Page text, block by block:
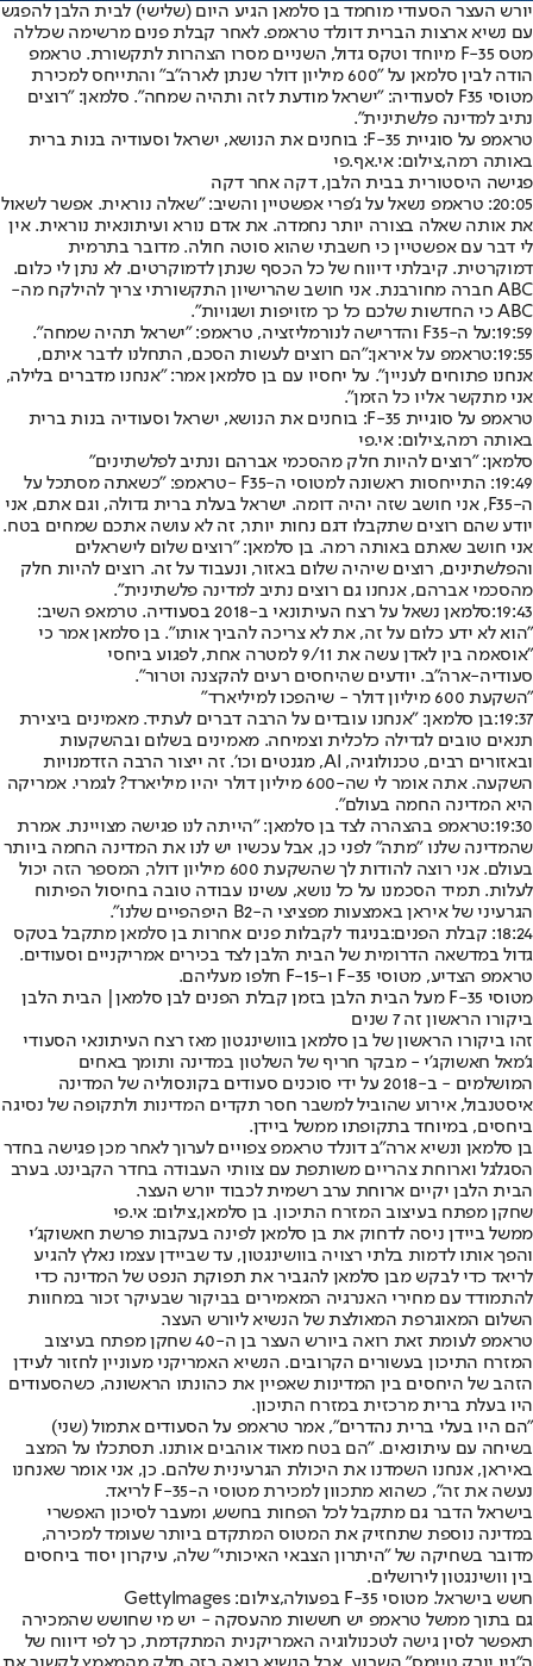
יורש העצר הסעודי מוחמד בן סלמאן הגיע היום (שלישי) לבית הלבן להפגש
עם נשיא ארצות הברית דונלד טראמפ. לאחר קבלת פנים מרשימה שכללה
מטס F-35 מיוחד וטקס גדול, השניים מסרו הצהרות לתקשורת. טראמפ
הודה לבין סלמאן על "600 מיליון דולר שנתן לארה"ב" והתייחס למכירת
מטוסי F35 לסעודיה: "ישראל מודעת לזה ותהיה שמחה". סלמאן: "רוצים
נתיב למדינה פלשתינית".
טראמפ על סוגיית F-35: בוחנים את הנושא, ישראל וסעודיה בנות ברית
באותה רמה,צילום: אי.אף.פי
פגישה היסטורית בבית הלבן, דקה אחר דקה
20:05: טראמפ נשאל על ג'פרי אפשטיין והשיב
: "שאלה נוראית. אפשר לשאול
את אותה שאלה בצורה יותר נחמדה. את אדם נורא ועיתונאית נוראית. אין
לי דבר עם אפשטיין כי חשבתי שהוא סוטה חולה. מדובר בתרמית
דמוקרטית. קיבלתי דיווח של כל הכסף שנתן לדמוקרטים. לא נתן לי כלום.
ABC חברה מחורבנת. אני חושב שהרישיון התקשורתי צריך להילקח מה-
ABC כי החדשות שלכם כל כך מזויפות ושגויות".
19:59: על ה-F35 והדרישה לנורמליזציה, טראמפ: "ישראל תהיה שמחה".
19:55: טראמפ על איראן:"הם רוצים לעשות הסכם, התחלנו לדבר איתם,
אנחנו פתוחים לעניין". על יחסיו עם בן סלמאן אמר: "אנחנו מדברים בלילה,
אני מתקשר אליו כל הזמן".
טראמפ על סוגיית F-35: בוחנים את הנושא, ישראל וסעודיה בנות ברית
באותה רמה,צילום: אי.פי
סלמאן: "רוצים להיות חלק מהסכמי אברהם ונתיב לפלשתינים"
19:49: התייחסות ראשונה למטוסי ה-F35 -
טראמפ: "כשאתה מסתכל על
ה-F35, אני חושב שזה יהיה דומה. ישראל בעלת ברית גדולה, וגם אתם, אני
יודע שהם רוצים שתקבלו דגם נחות יותר, זה לא עושה אתכם שמחים בטח.
אני חושב שאתם באותה רמה. בן סלמאן: "רוצים שלום לישראלים
והפלשתינים, רוצים שיהיה שלום באזור, ונעבוד על זה. רוצים להיות חלק
מהסכמי אברהם, אנחנו גם רוצים נתיב למדינה פלשתינית".
19:43:
סלמאן נשאל על רצח העיתונאי ב-2018 בסעודיה. טרמאפ השיב:
"הוא לא ידע כלום על זה, את לא צריכה להביך אותו". בן סלמאן אמר כי
"אוסאמה בין לאדן עשה את 9/11 למטרה אחת, לפגוע ביחסי
סעודיה-ארה"ב. יודעים שהיחסים רעים להקצנה וטרור".
"השקעת 600 מיליון דולר - שיהפכו למיליארד"
19:37: בן סלמאן: "אנחנו עובדים על הרבה דברים לעתיד. מאמינים ביצירת
תנאים טובים לגדילה כלכלית וצמיחה. מאמינים בשלום ובהשקעות
ובאזורים רבים, טכנולוגיה, AI, מגנטים וכו'. זה ייצור הרבה הזדמנויות
השקעה. אתה אומר לי שה-600 מיליון דולר יהיו מיליארד? לגמרי. אמריקה
היא המדינה החמה בעולם".
19:30: טראמפ בהצהרה לצד בן סלמאן: "הייתה לנו פגישה מצויינת. אמרת
שהמדינה שלנו "מתה" לפני כן, אבל עכשיו יש לנו את המדינה החמה ביותר
בעולם. אני רוצה להודות לך שהשקעת 600 מיליון דולר, המספר הזה יכול
לעלות. תמיד הסכמנו על כל נושא, עשינו עבודה טובה בחיסול הפיתוח
הגרעיני של איראן באמצעות מפציצי ה-B2 היפהפיים שלנו".
18:24: קבלת הפנים:
בניגוד לקבלות פנים אחרות בן סלמאן מתקבל בטקס
גדול במדשאה הדרומית של הבית הלבן לצד בכירים אמריקניים וסעודים.
טראמפ הצדיע, מטוסי F-35 ו-F-15 חלפו מעליהם.
מטוסי F-35 מעל הבית הלבן בזמן קבלת הפנים לבן סלמאן| הבית הלבן
ביקורו הראשון זה 7 שנים
זהו ביקורו הראשון של בן סלמאן בוושינגטון מאז רצח העיתונאי הסעודי
ג'מאל חאשוקג'י - מבקר חריף של השלטון במדינה ותומך באחים
המושלמים - ב-2018 על ידי סוכנים סעודים בקונסוליה של המדינה
איסטנבול, אירוע שהוביל למשבר חסר תקדים המדינות ולתקופה של נסיגה
ביחסים, במיוחד בתקופתו ממשל ביידן.
בן סלמאן ונשיא ארה"ב דונלד טראמפ צפויים לערוך לאחר מכן פגישה בחדר
הסגלגל וארוחת צהריים משותפת עם צוותי העבודה בחדר הקבינט. בערב
הבית הלבן יקיים ארוחת ערב רשמית לכבוד יורש העצר.
שחקן מפתח בעיצוב המזרח התיכון. בן סלמאן,צילום: אי.פי
ממשל ביידן ניסה לדחוק את בן סלמאן לפינה בעקבות פרשת חאשוקג'י
והפך אותו לדמות בלתי רצויה בוושינגטון, עד שביידן עצמו נאלץ להגיע
לריאד כדי לבקש מבן סלמאן להגביר את תפוקת הנפט של המדינה כדי
להתמודד עם מחירי האנרגיה המאמירים בביקור שבעיקר זכור במחוות
השלום המאוגרפת המאולצת של הנשיא ליורש העצר.
טראמפ לעומת זאת רואה ביורש העצר בן ה-40 שחקן מפתח בעיצוב
המזרח התיכון בעשורים הקרובים. הנשיא האמריקני מעוניין לחזור לעידן
הזהב של היחסים בין המדינות שאפיין את כהונתו הראשונה, כשהסעודים
היו בעלת ברית מרכזית במזרח התיכון.
״הם היו בעלי ברית נהדרים״, אמר טראמפ על הסעודים אתמול (שני)
בשיחה עם עיתונאים. ״הם בטח מאוד אוהבים אותנו. תסתכלו על המצב
באיראן, אנחנו השמדנו את היכולת הגרעינית שלהם. כן, אני אומר שאנחנו
נעשה את זה״, כשהוא מתכוון למכירת מטוסי ה-F-35 לריאד.
בישראל הדבר גם מתקבל לכל הפחות בחשש, ומעבר לסיכון האפשרי
במדינה נוספת שתחזיק את המטוס המתקדם ביותר שעומד למכירה,
מדובר בשחיקה של "היתרון הצבאי האיכותי" שלה, עיקרון יסוד ביחסים
בין וושינגטון לירושלים.
חשש בישראל. מטוסי F-35 בפעולה,צילום: GettyImages
גם בתוך ממשל טראמפ יש חששות מהעסקה - יש מי שחושש שהמכירה
תאפשר לסין גישה לטכנולוגיה האמריקנית המתקדמת, כך לפי דיווח של